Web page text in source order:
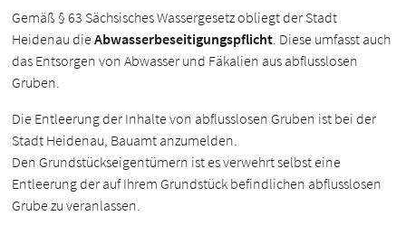
Gemäß § 63 Sächsisches Wassergesetz obliegt der Stadt
Heidenau dieAbwasserbeseitigungspflicht. Diese umfasst auch
das Entsorgen von Abwasser und Fäkalien aus abflusslosen
Gruben.
Die Entleerung der Inhalte von abflusslosen Gruben ist bei der
Stadt Heidenau, Bauamt anzumelden.
Den Grundstückseigentümern ist es verwehrt selbst eine
Entleerung der auf Ihrem Grundstück befindlichen abflusslosen
Grube zu veranlassen.